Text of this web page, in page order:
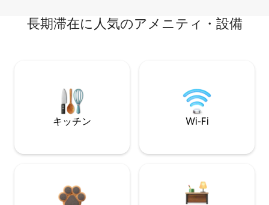
長期滞在に人気のアメニティ・設備
キッチン Wi-Fi